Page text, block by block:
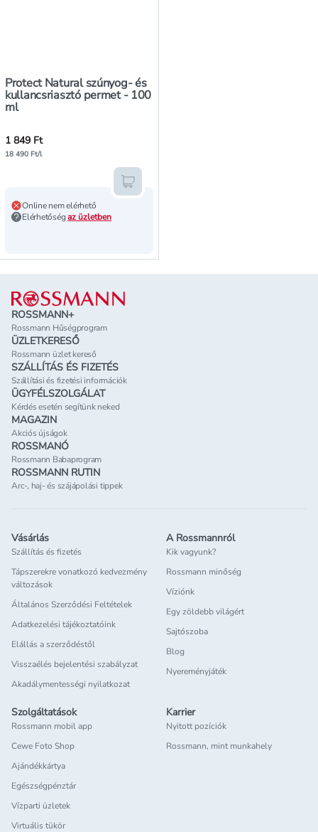
Protect Natural szúnyog- és
kullancsriasztó permet - 100
ml
1 849 Ft
18 490 Ft/l
Online nem elérhető
Elérhetőségaz üzletben
Kosárba teszem
Lábléc
ROSSMANN+
Rossmann Hűségprogram
ÜZLETKERESŐ
Rossmann üzlet kereső
SZÁLLÍTÁS ÉS FIZETÉS
Szállítási és fizetési információk
ÜGYFÉLSZOLGÁLAT
Kérdés esetén segítünk neked
MAGAZIN
Akciós újságok
ROSSMANÓ
Rossmann Babaprogram
ROSSMANN RUTIN
Arc-, haj- és szájápolási tippek
Vásárlás
Szállítás és fizetés
Tápszerekre vonatkozó kedvezmény
változások
Általános Szerződési Feltételek
Adatkezelési tájékoztatóink
Elállás a szerződéstől
Visszaélés bejelentési szabályzat
Akadálymentességi nyilatkozat
A Rossmannról
Kik vagyunk?
Rossmann minőség
Víziónk
Egy zöldebb világért
Sajtószoba
Blog
Nyereményjáték
Szolgáltatások
Rossmann mobil app
Cewe Foto Shop
Ajándékkártya
Egészségpénztár
Vízparti üzletek
Virtuális tükör
Karrier
Nyitott pozíciók
Rossmann, mint munkahely